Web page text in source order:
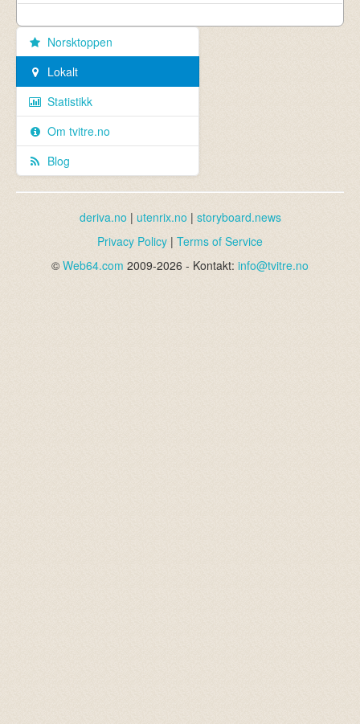
Norsktoppen
Lokalt
Statistikk
Om tvitre.no
Blog
deriva.no | utenrix.no | storyboard.news
Privacy Policy | Terms of Service
© Web64.com 2009-2026 - Kontakt: info@tvitre.no